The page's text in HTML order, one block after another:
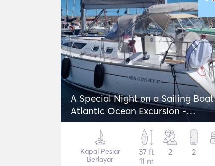
A Special Night on a Sailing Boat
Atlantic Ocean Excursion -
Jeanneau Sun Odyssey 37
Kapal Pesiar
Berlayar
37 ft
11 m
2 2